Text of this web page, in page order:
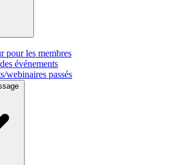
pour les membres
événements
webinaires passés